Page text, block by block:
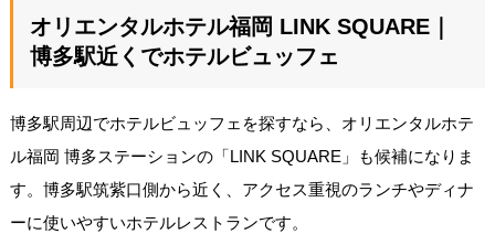
オリエンタルホテル福岡 LINK SQUARE｜
博多駅近くでホテルビュッフェ
博多駅周辺でホテルビュッフェを探すなら、オリエンタルホテ
ル福岡 博多ステーションの「LINK SQUARE」も候補になりま
す。博多駅筑紫口側から近く、アクセス重視のランチやディナ
ーに使いやすいホテルレストランです。